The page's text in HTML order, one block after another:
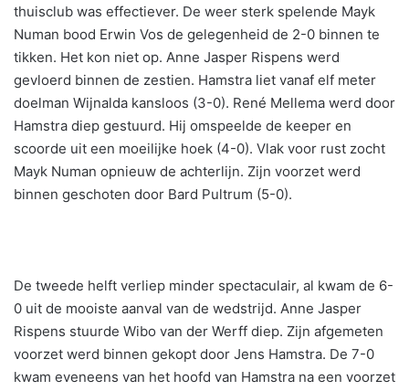
thuisclub was effectiever. De weer sterk spelende Mayk
Numan bood Erwin Vos de gelegenheid de 2-0 binnen te
tikken. Het kon niet op. Anne Jasper Rispens werd
gevloerd binnen de zestien. Hamstra liet vanaf elf meter
doelman Wijnalda kansloos (3-0). René Mellema werd door
Hamstra diep gestuurd. Hij omspeelde de keeper en
scoorde uit een moeilijke hoek (4-0). Vlak voor rust zocht
Mayk Numan opnieuw de achterlijn. Zijn voorzet werd
binnen geschoten door Bard Pultrum (5-0).
De tweede helft verliep minder spectaculair, al kwam de 6-
0 uit de mooiste aanval van de wedstrijd. Anne Jasper
Rispens stuurde Wibo van der Werff diep. Zijn afgemeten
voorzet werd binnen gekopt door Jens Hamstra. De 7-0
kwam eveneens van het hoofd van Hamstra na een voorzet